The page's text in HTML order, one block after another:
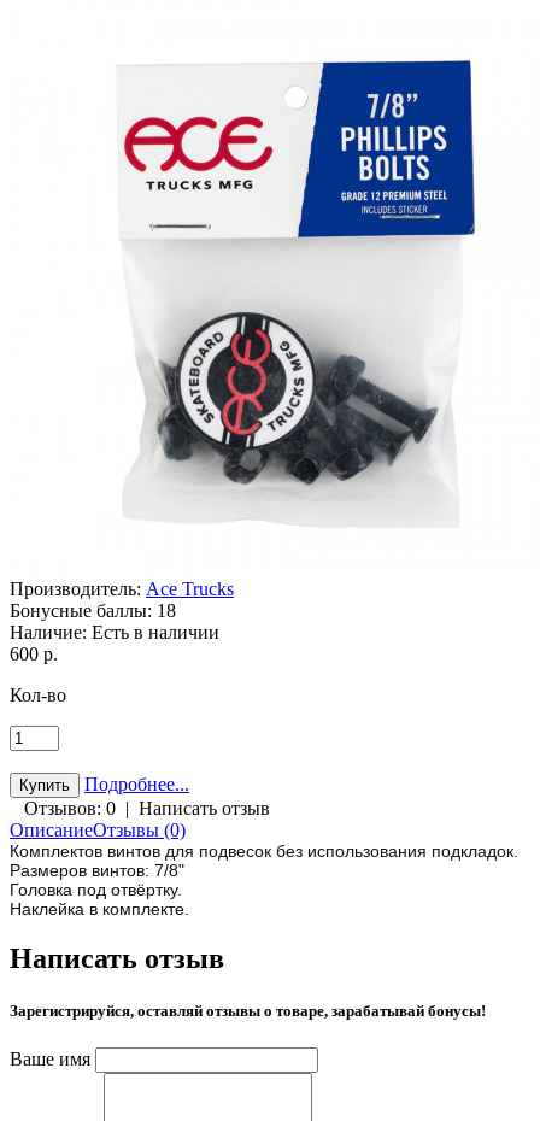
Производитель: Ace Trucks
Бонусные баллы: 18
Наличие: Есть в наличии
600 р.
Кол-во
Подробнее...
Отзывов: 0 | Написать отзыв
ОписаниеОтзывы (0)
Комплектов винтов для подвесок без использования подкладок.
Размеров винтов: 7/8"
Головка под отвёртку.
Наклейка в комплекте.
Написать отзыв
Зарегистрируйся, оставляй отзывы о товаре, зарабатывай бонусы!
Ваше имя